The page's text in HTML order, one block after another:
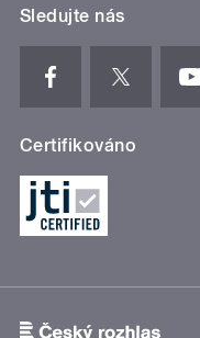
Sledujte nás
Certifikováno